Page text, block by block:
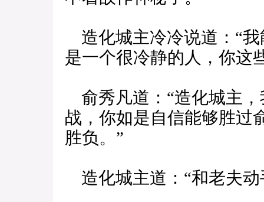
造化城主冷冷说道：“
是一个很冷静的人，你这
俞秀凡道：“造化城主
战，你如是自信能够胜过
胜负。”
造化城主道：“和老夫动